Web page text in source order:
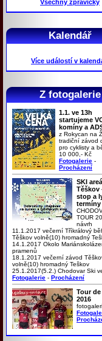
Všechny zprávičky
Kalendář
Více událostí v
Z fotogalerie
1.1. ve 13h
startujeme
komíny a
z Rokycan na
tradiční závod
pro cyklisty a
10 000,- Kč
Fotogalerie -
Procházení
SKI
Těškov
stop a
termíny
TOUR
návrh
11.1.2017 večerní Tříkrálový
Těškov volně(10) hromadný
14.1.2017 Okolo
pramenů
18.1.2017 večerní závod
volně(10) hromadný Teškov
25.1.2017(5.2.) Chodovar Ski
Fotogalerie - Procházení
Tour
2016